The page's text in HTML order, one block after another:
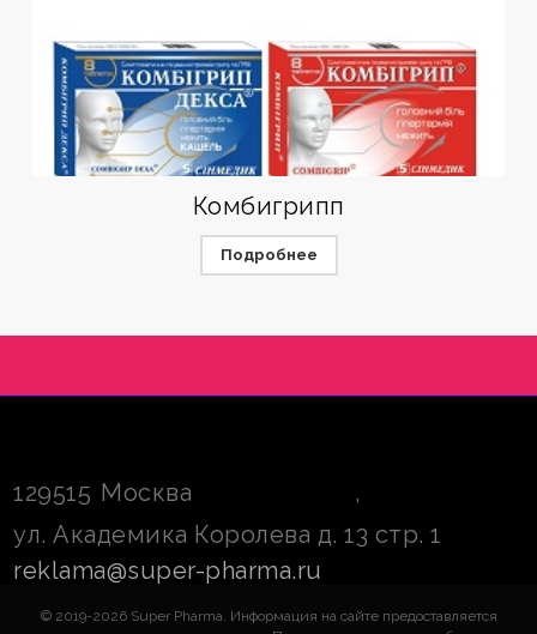
Комбигрипп
Подробнее
129515 Москва
,
ул. Академика Королева д. 13 стр. 1
reklama@super-pharma.ru
© 2019-2026 Super Pharma. Информация на сайте предоставляется